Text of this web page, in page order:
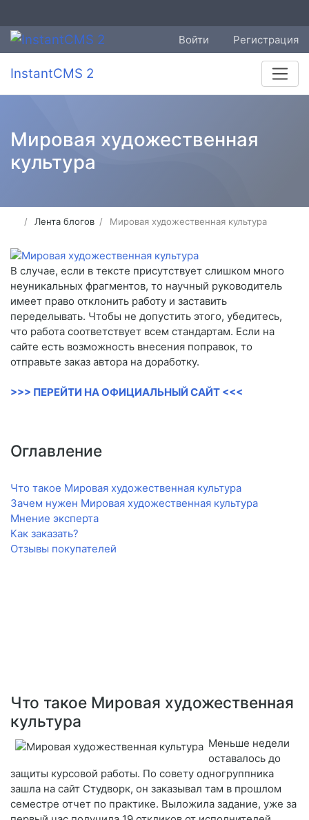
Войти Регистрация
InstantCMS 2
Мировая художественная
культура
Лента блогов Мировая художественная культура
В случае, если в тексте присутствует слишком много
неуникальных фрагментов, то научный руководитель
имеет право отклонить работу и заставить
переделывать. Чтобы не допустить этого, убедитесь,
что работа соответствует всем стандартам. Если на
сайте есть возможность внесения поправок, то
отправьте заказ автора на доработку.
>>> ПЕРЕЙТИ НА ОФИЦИАЛЬНЫЙ САЙТ <<<
Оглавление
Что такое Мировая художественная культура
Зачем нужен Мировая художественная культура
Мнение эксперта
Как заказать?
Отзывы покупателей
Что такое Мировая художественная
культура
Меньше недели
оставалось до
защиты курсовой работы. По совету одногруппника
зашла на сайт Студворк, он заказывал там в прошлом
семестре отчет по практике. Выложила задание, уже за